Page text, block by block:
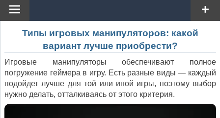
Типы игровых манипуляторов: какой
вариант лучше приобрести?
Игровые манипуляторы обеспечивают полное
погружение геймера в игру. Есть разные виды — каждый
подойдет лучше для той или иной игры, поэтому выбор
нужно делать, отталкиваясь от этого критерия.